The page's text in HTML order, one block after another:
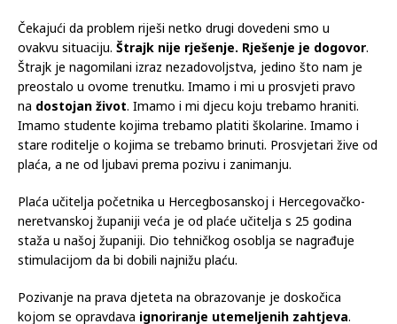
Čekajući da problem riješi netko drugi dovedeni smo u
ovakvu situaciju. Štrajk nije rješenje. Rješenje je dogovor.
Štrajk je nagomilani izraz nezadovoljstva, jedino što nam je
preostalo u ovome trenutku. Imamo i mi u prosvjeti pravo
na dostojan život. Imamo i mi djecu koju trebamo hraniti.
Imamo studente kojima trebamo platiti školarine. Imamo i
stare roditelje o kojima se trebamo brinuti. Prosvjetari žive od
plaća, a ne od ljubavi prema pozivu i zanimanju.
Plaća učitelja početnika u Hercegbosanskoj i Hercegovačko-
neretvanskoj županiji veća je od plaće učitelja s 25 godina
staža u našoj županiji. Dio tehničkog osoblja se nagrađuje
stimulacijom da bi dobili najnižu plaću.
Pozivanje na prava djeteta na obrazovanje je doskočica
kojom se opravdava ignoriranje utemeljenih zahtjeva.